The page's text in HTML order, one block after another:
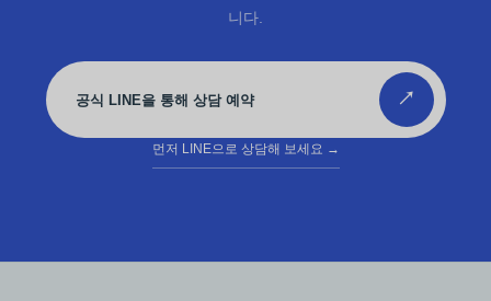
니다.
공식 LINE을 통해 상담 예약 ↗
먼저 LINE으로 상담해 보세요 →